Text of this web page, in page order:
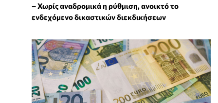
– Χωρίς αναδρομικά η ρύθμιση, ανοικτό το
ενδεχόμενο δικαστικών διεκδικήσεων